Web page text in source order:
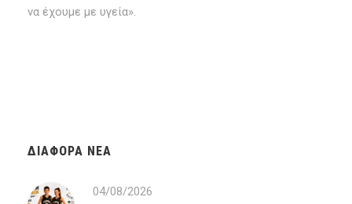
να έχουμε με υγεία».
ΔΙΆΦΟΡΑ ΝΈΑ
04/08/2026